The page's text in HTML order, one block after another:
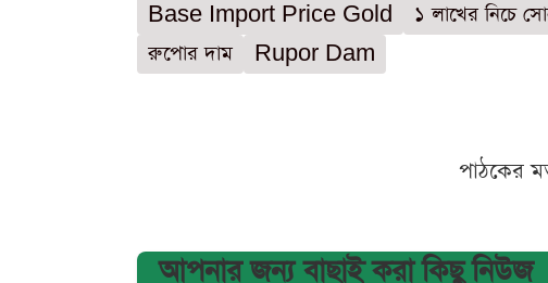
Base Import Price Gold
১ লাখের নিচে
রুপোর দাম
Rupor Dam
পাঠকের
আপনার জন্য বাছাই করা কিছু নিউজ